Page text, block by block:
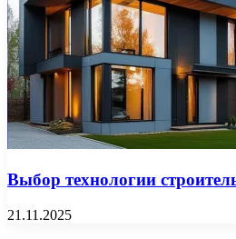
Выбор технологии
21.11.2025